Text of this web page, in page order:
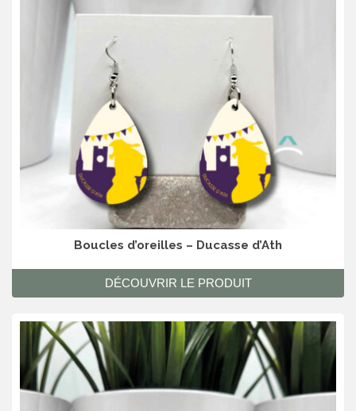
Boucles d’oreilles – Ducasse d’Ath
DÉCOUVRIR LE PRODUIT